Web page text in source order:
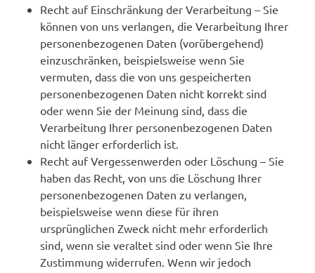
Recht auf Einschränkung der Verarbeitung – Sie
können von uns verlangen, die Verarbeitung Ihrer
personenbezogenen Daten (vorübergehend)
einzuschränken, beispielsweise wenn Sie
vermuten, dass die von uns gespeicherten
personenbezogenen Daten nicht korrekt sind
oder wenn Sie der Meinung sind, dass die
Verarbeitung Ihrer personenbezogenen Daten
nicht länger erforderlich ist.
Recht auf Vergessenwerden oder Löschung – Sie
haben das Recht, von uns die Löschung Ihrer
personenbezogenen Daten zu verlangen,
beispielsweise wenn diese für ihren
ursprünglichen Zweck nicht mehr erforderlich
sind, wenn sie veraltet sind oder wenn Sie Ihre
Zustimmung widerrufen. Wenn wir jedoch